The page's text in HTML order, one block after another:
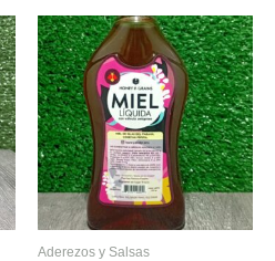
Aderezos y Salsas